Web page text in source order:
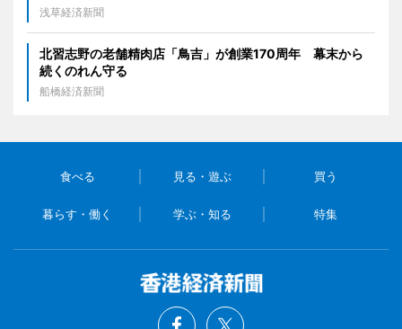
浅草経済新聞
北習志野の老舗精肉店「鳥吉」が創業170周年 幕末から
続くのれん守る
船橋経済新聞
食べる 見る・遊ぶ 買う
暮らす・働く 学ぶ・知る 特集